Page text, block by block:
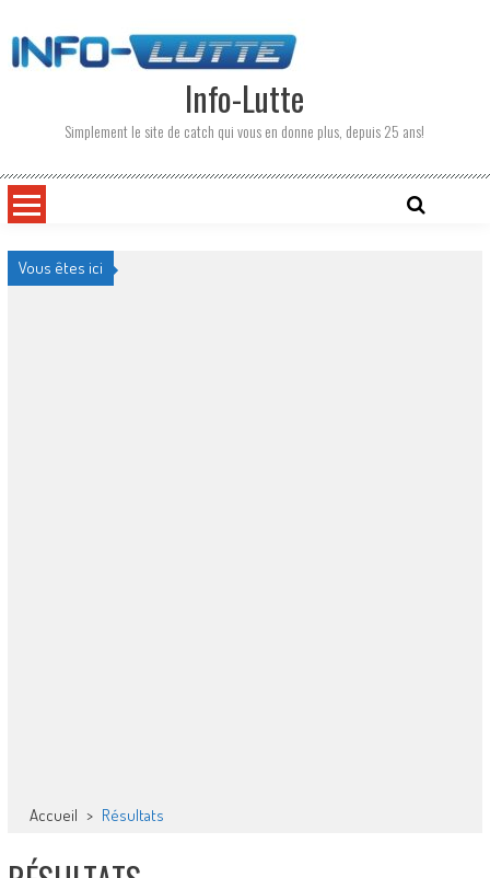
to
content
Info-Lutte
Simplement le site de catch qui vous en donne plus, depuis 25 ans!
Vous êtes ici
Accueil > Résultats